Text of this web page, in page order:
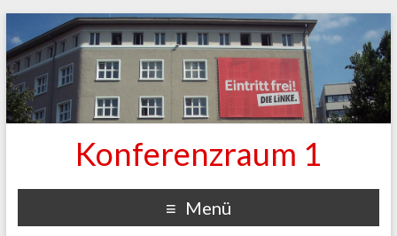
Konferenzraum 1
Menü